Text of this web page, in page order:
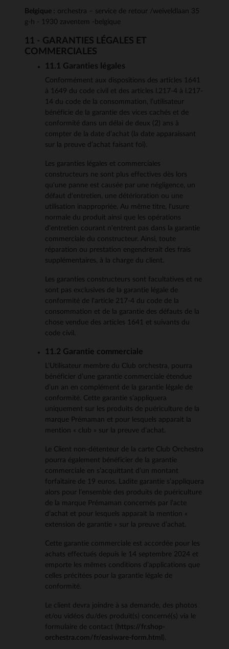
Belgique : orchestra – service de retour /weiveldlaan 35
g-h - 1930 zaventem -belgique
11 - GARANTIES LÉGALES ET
COMMERCIALES
11.1 Garanties légales
Conformément aux dispositions des articles 1641
à 1649 du code civil et des articles l.217-4 à l.217-
14 du code de la consommation, l’utilisateur
bénéficie de la garantie des vices cachés et de
conformité dans un délai de deux (2) ans à
compter de la date d’achat (la date apparaissant
sur la preuve d’achat faisant foi).
Les garanties légales et commerciales
constructeurs ne sont plus effectives dès lors
qu'une panne est causée par une négligence, un
défaut d'entretien, une détérioration ou une
utilisation inappropriée. Au même titre, l'usure
normale du produit ainsi que les opérations
d'entretien courant n'entrent pas dans la garantie
commerciale du constructeur. Ainsi, toute
réparation ou prestation engendrerait des frais
supplémentaires, à la charge du client.
Les garanties constructeurs sont facultatives et ne
sont pas exclusives de la garantie légale de
conformité de l'article 217-4 du code de la
consommation et de la garantie des défauts de la
chose vendue des articles 1641 et suivants du
code civil.
11.2 Garantie commerciale
L’Utilisateur membre du Club orchestra, pourra
bénéficier d’une garantie commerciale étendue
d’un an en complément de la garantie légale de
conformité. Cette garantie s’appliquera
uniquement sur les produits de puériculture de la
marque Prémaman et pour lesquels apparait la
mention « club » sur la preuve d’achat.
Le Client non-détenteur de la carte Club Orchestra
pourra également bénéficier de la garantie
commerciale en s’acquittant d’un montant
forfaitaire de 19 euros. Ladite garantie s’appliquera
alors pour l’ensemble des produits de puériculture
de la marque Prémaman concernés par l’acte
d’achat et pour lesquels apparait la mention «
extension de garantie » sur la preuve d’achat.
Cette garantie commerciale est accordée pour les
achats effectués depuis le 14 septembre 2024 et
emporte les mêmes conditions d’applications que
celles précitées pour la garantie légale de
conformité.
Le client devra joindre à sa demande, des photos
et/ou vidéos du/des produit(s) concerné(s) via le
formulaire de contact (
https://fr.shop-
orchestra.com/fr/easiware-form.html ).